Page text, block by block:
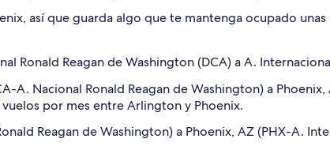
así que guarda algo que te mantenga ocupado unas
Ronald Reagan de Washington (DCA) a A.
A. Nacional Ronald Reagan de Washington) a
por mes entre Arlington y Phoenix.
Reagan de Washington) a Phoenix, AZ (PHX-A.